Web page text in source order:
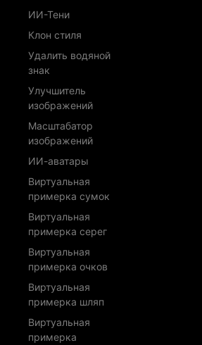
ИИ-Тени
Клон стиля
Удалить водяной
знак
Улучшитель
изображений
Масштабатор
изображений
ИИ-аватары
Виртуальная
примерка сумок
Виртуальная
примерка серег
Виртуальная
примерка очков
Виртуальная
примерка шляп
Виртуальная
примерка